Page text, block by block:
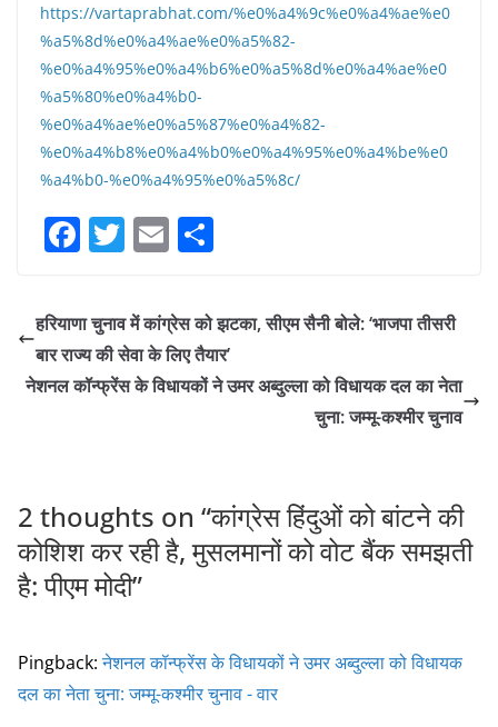
https://vartaprabhat.com/%e0%a4%9c%e0%a4%ae%e0
%a5%8d%e0%a4%ae%e0%a5%82-
%e0%a4%95%e0%a4%b6%e0%a5%8d%e0%a4%ae%e0
%a5%80%e0%a4%b0-
%e0%a4%ae%e0%a5%87%e0%a4%82-
%e0%a4%b8%e0%a4%b0%e0%a4%95%e0%a4%be%e0
%a4%b0-%e0%a4%95%e0%a5%8c/
F
c
e
b
T
itt
er
E
ai
l
ar
e
हरियाणा चुनाव में कांग्रेस को झटका, सीएम सैनी बोले: ‘भाजपा तीसरी
बार राज्य की सेवा के लिए तैयार’
नेशनल कॉन्फ्रेंस के विधायकों ने उमर अब्दुल्ला को विधायक दल का नेता
चुना: जम्मू-कश्मीर चुनाव
2 thoughts on “कांग्रेस हिंदुओं को बांटने की
कोशिश कर रही है, मुसलमानों को वोट बैंक समझती
है: पीएम मोदी”
Pingback:नेशनल कॉन्फ्रेंस के विधायकों ने उमर अब्दुल्ला को विधायक
दल का नेता चुना: जम्मू-कश्मीर चुनाव - वार